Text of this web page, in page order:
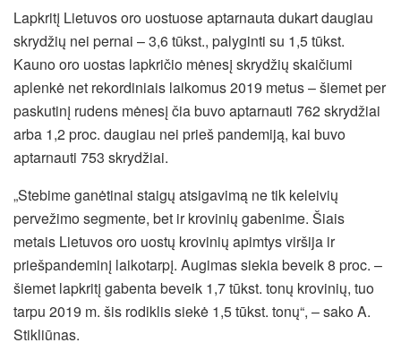
Lapkritį Lietuvos oro uostuose aptarnauta dukart daugiau
skrydžių nei pernai – 3,6 tūkst., palyginti su 1,5 tūkst.
Kauno oro uostas lapkričio mėnesį skrydžių skaičiumi
aplenkė net rekordiniais laikomus 2019 metus – šiemet per
paskutinį rudens mėnesį čia buvo aptarnauti 762 skrydžiai
arba 1,2 proc. daugiau nei prieš pandemiją, kai buvo
aptarnauti 753 skrydžiai.
„Stebime ganėtinai staigų atsigavimą ne tik keleivių
pervežimo segmente, bet ir krovinių gabenime. Šiais
metais Lietuvos oro uostų krovinių apimtys viršija ir
priešpandeminį laikotarpį. Augimas siekia beveik 8 proc. –
šiemet lapkritį gabenta beveik 1,7 tūkst. tonų krovinių, tuo
tarpu 2019 m. šis rodiklis siekė 1,5 tūkst. tonų“, – sako A.
Stikliūnas.